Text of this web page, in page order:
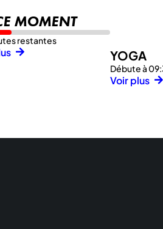
MOMENT
restantes
YOGA
Débute à
Voir plus